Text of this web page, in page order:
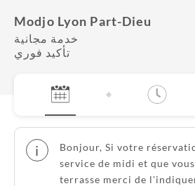
Modjo Lyon Part-Dieu
خدمة مجانية
تأكيد فوري
i
Bonjour, Si votre
service de midi et que
terrasse merci de